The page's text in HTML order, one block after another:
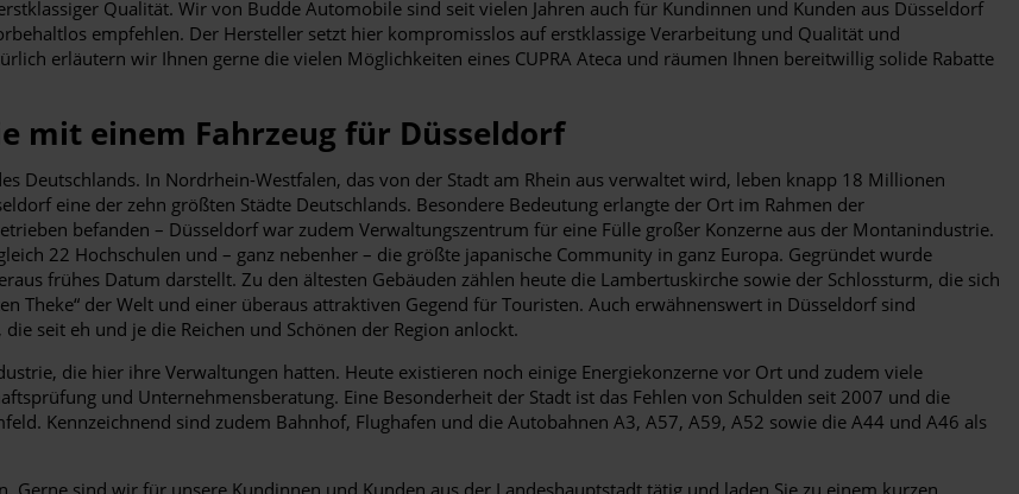
Qualität. Wir von Budde Automobile sind seit vielen Jahren auch für Kundinnen und Kunden aus Düsseldorf
empfehlen. Der Hersteller setzt hier kompromisslos auf erstklassige Verarbeitung und Qualität und
erläutern wir Ihnen gerne die vielen Möglichkeiten eines CUPRA Ateca und räumen Ihnen bereitwillig solide Rabatte
mit einem Fahrzeug für Düsseldorf
Deutschlands. In Nordrhein-Westfalen, das von der Stadt am Rhein aus verwaltet wird, leben knapp 18 Millionen
eine der zehn größten Städte Deutschlands. Besondere Bedeutung erlangte der Ort im Rahmen der
befanden – Düsseldorf war zudem Verwaltungszentrum für eine Fülle großer Konzerne aus der Montanindustrie.
22 Hochschulen und – ganz nebenher – die größte japanische Community in ganz Europa. Gegründet wurde
frühes Datum darstellt. Zu den ältesten Gebäuden zählen heute die Lambertuskirche sowie der Schlossturm, die sich
Theke“ der Welt und einer überaus attraktiven Gegend für Touristen. Auch erwähnenswert in Düsseldorf sind
seit eh und je die Reichen und Schönen der Region anlockt.
die hier ihre Verwaltungen hatten. Heute existieren noch einige Energiekonzerne vor Ort und zudem viele
und Unternehmensberatung. Eine Besonderheit der Stadt ist das Fehlen von Schulden seit 2007 und die
Kennzeichnend sind zudem Bahnhof, Flughafen und die Autobahnen A3, A57, A59, A52 sowie die A44 und A46 als
sind wir für unsere Kundinnen und Kunden aus der Landeshauptstadt tätig und laden Sie zu einem kurzen